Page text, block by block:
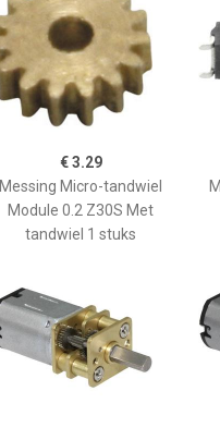
€ 3.29
Messing Micro-tandwiel
Module 0.2 Z30S Met
tandwiel 1 stuks